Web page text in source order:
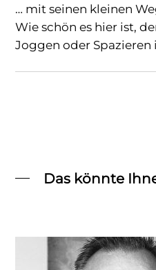
… mit seinen kleinen
Wie schön es hier ist,
Joggen oder Spazieren
Das könnte